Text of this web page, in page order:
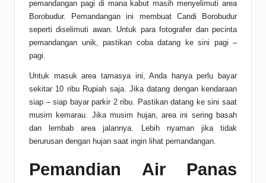
pemandangan pagi di mana kabut masih menyelimuti area
Borobudur. Pemandangan ini membuat Candi Borobudur
seperti diselimuti awan. Untuk para fotografer dan pecinta
pemandangan unik, pastikan coba datang ke sini pagi –
pagi.
Untuk masuk area tamasya ini, Anda hanya perlu bayar
sekitar 10 ribu Rupiah saja. Jika datang dengan kendaraan
siap – siap bayar parkir 2 ribu. Pastikan datang ke sini saat
musim kemarau. Jika musim hujan, area ini sering basah
dan lembab area jalannya. Lebih nyaman jika tidak
berurusan dengan hujan saat ingin lihat pemandangan.
Pemandian Air Panas